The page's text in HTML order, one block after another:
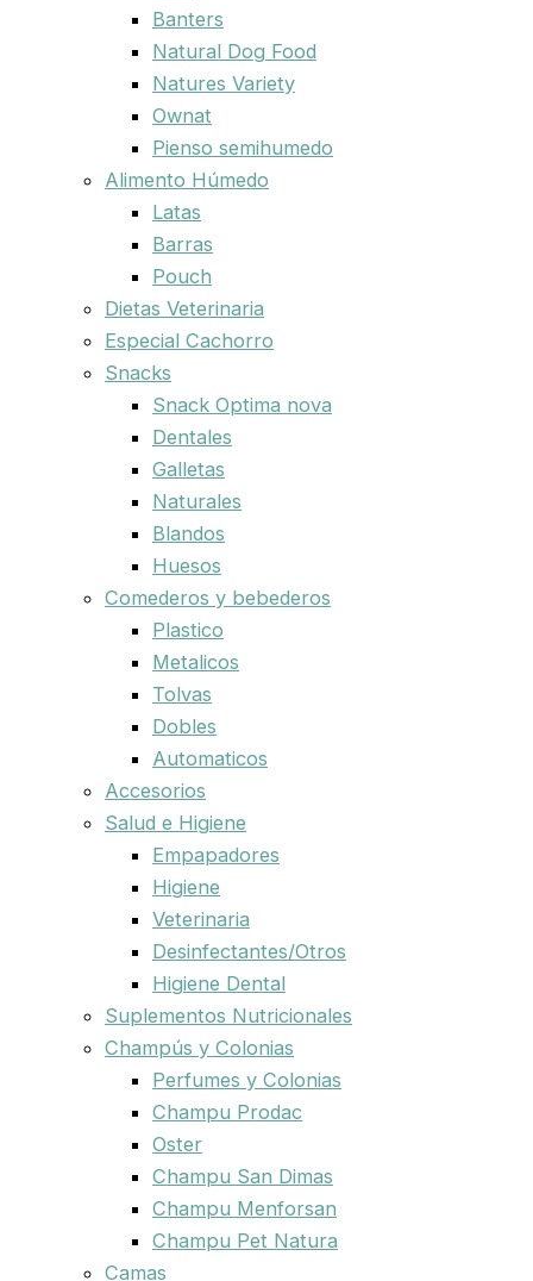
Banters
Natural Dog Food
Natures Variety
Ownat
Pienso semihumedo
Alimento Húmedo
Latas
Barras
Pouch
Dietas Veterinaria
Especial Cachorro
Snacks
Snack Optima nova
Dentales
Galletas
Naturales
Blandos
Huesos
Comederos y bebederos
Plastico
Metalicos
Tolvas
Dobles
Automaticos
Accesorios
Salud e Higiene
Empapadores
Higiene
Veterinaria
Desinfectantes/Otros
Higiene Dental
Suplementos Nutricionales
Champús y Colonias
Perfumes y Colonias
Champu Prodac
Oster
Champu San Dimas
Champu Menforsan
Champu Pet Natura
Camas